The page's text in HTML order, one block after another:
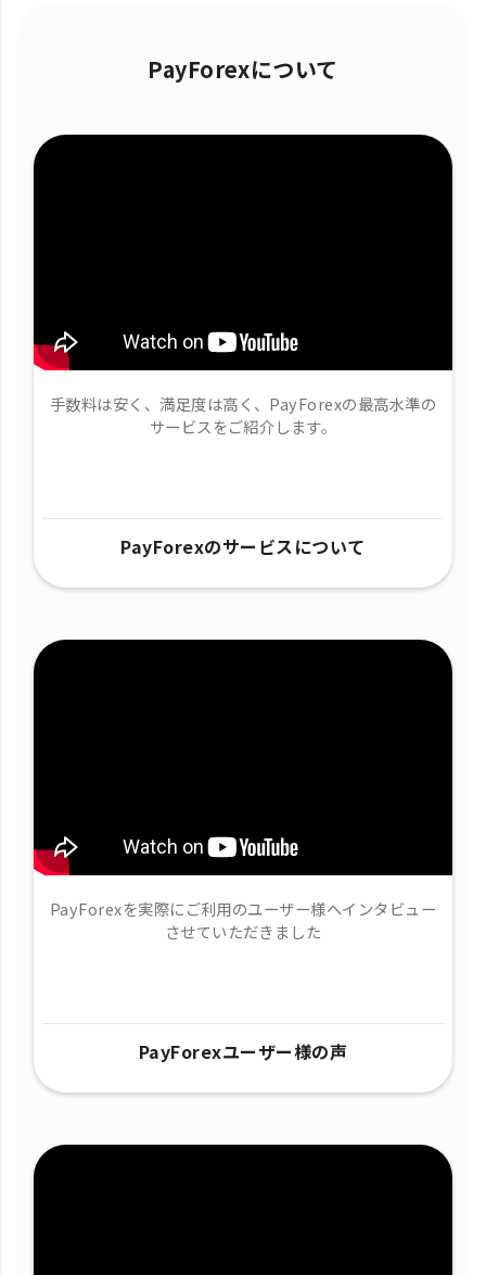
PayForexについて
手数料は安く、満足度は高く、PayForexの最高水準の
サービスをご紹介します。
PayForexのサービスについて
PayForexを実際にご利用のユーザー様へインタビュー
させていただきました
PayForexユーザー様の声​